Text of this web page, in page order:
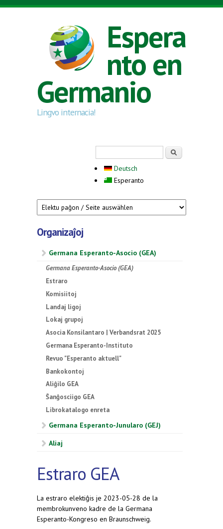
Skip to main content
Espera
nto en
Germanio
Lingvo internacia!
Deutsch
Esperanto
Organizaĵoj
Germana Esperanto-Asocio (GEA)
Germana Esperanto-Asocio (GEA)
Estraro
Komisiitoj
Landaj ligoj
Lokaj grupoj
Asocia Konsilantaro | Verbandsrat 2025
Germana Esperanto-Instituto
Revuo "Esperanto aktuell"
Bankokontoj
Aliĝilo GEA
Ŝanĝosciigo GEA
Librokatalogo enreta
Germana Esperanto-Junularo (GEJ)
Aliaj
Estraro GEA
La estraro elektiĝis je 2023-05-28 de la
membrokunveno kadre de la Germana
Esperanto-Kongreso en Braunschweig.